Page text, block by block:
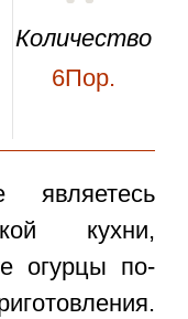
Количество
6Пор.
кухни,
огурцы по-
.